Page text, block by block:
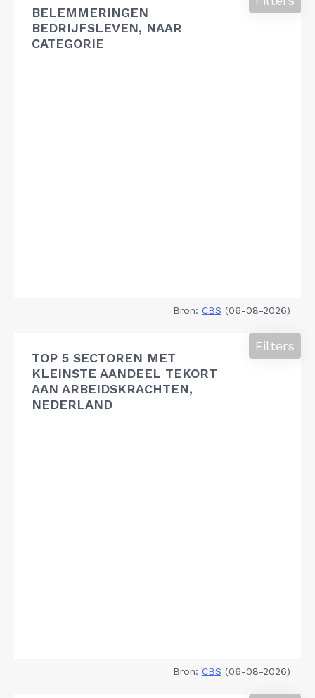
BELEMMERINGEN
BEDRIJFSLEVEN, NAAR
CATEGORIE
Bron: CBS (06-08-2026)
TOP 5 SECTOREN MET
KLEINSTE AANDEEL TEKORT
AAN ARBEIDSKRACHTEN,
NEDERLAND
Filters
Bron: CBS (06-08-2026)